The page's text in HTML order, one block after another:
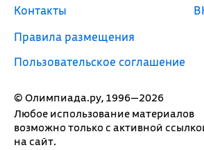
© Олимпиада.ру, 1996—2026
Любое использование материалов
возможно только с активной
на сайт.
Контакты
Правила размещения
Пользовательское соглашение